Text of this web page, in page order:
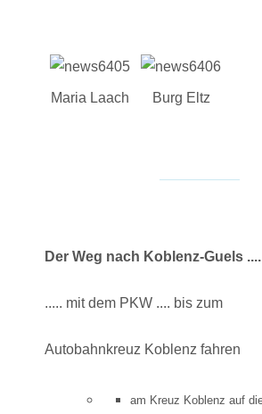
Maria Laach Burg Eltz
Der Weg nach Koblenz-Guels
..... mit dem PKW .... bis zum
Autobahnkreuz Koblenz fahren
am Kreuz Koblenz auf